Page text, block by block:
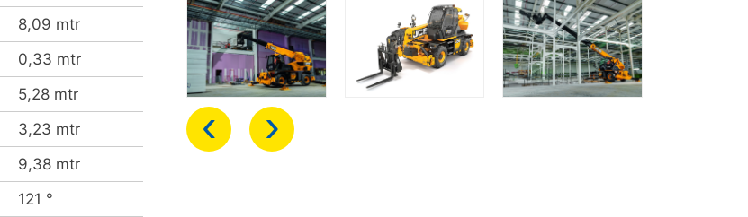
8,09 mtr
0,33 mtr
5,28 mtr
3,23 mtr
9,38 mtr
121 °
‹ ›